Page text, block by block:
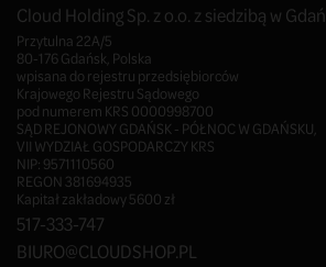
Cloud Holding Sp. z o.o. z siedzibą w
Przytulna 22A/5
80-176 Gdańsk, Polska
wpisana do rejestru przedsiębiorców
Krajowego Rejestru Sądowego
pod numerem KRS 0000998700
SĄD REJONOWY GDAŃSK - PÓŁNOC W GDAŃSKU,
VII WYDZIAŁ GOSPODARCZY KRS
NIP: 9571110560
REGON 381694935
Kapitał zakładowy 5600 zł
517-333-747
BIURO@CLOUDSHOP.PL